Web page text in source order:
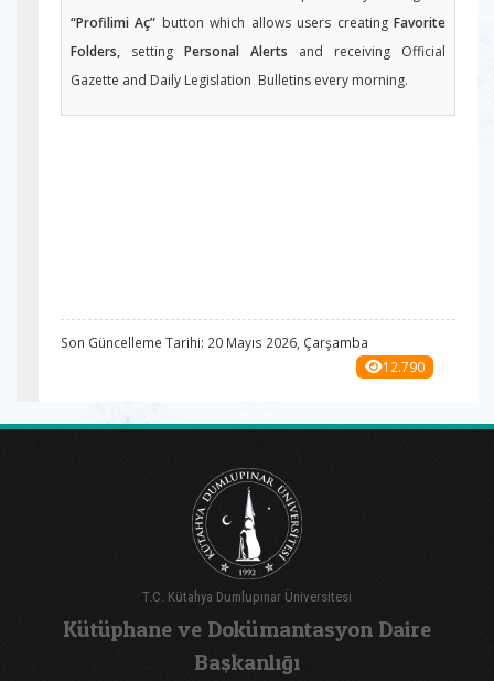
“Profilimi Aç” button which allows users creatingFavorite
Folders, setting Personal Alerts and receiving Official
Gazette and Daily Legislation Bulletins every morning.
Son Güncelleme Tarihi: 20 Mayıs 2026, Çarşamba
12.790
T.C. Kütahya Dumlupınar Üniversitesi
Kütüphane ve Dokümantasyon Daire
Başkanlığı